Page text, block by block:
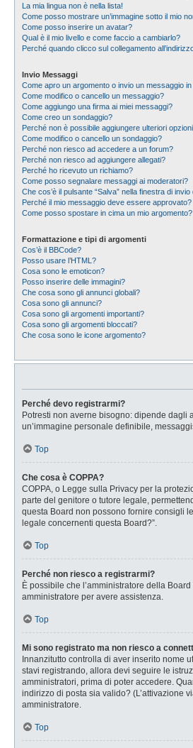
La mia lingua non è nella lista!
Come posso mostrare un’immagine sotto il mio
Come posso inserire un avatar?
Qual è il mio livello e come faccio a cambiarlo?
Perché quando clicco sul collegamento
Invio Messaggi
Come apro un argomento o invio un messaggio
Come modifico o cancello un messaggio?
Come aggiungo una firma ai miei messaggi?
Come creo un sondaggio?
Perché non è possibile aggiungere ulteriori
Come modifico o cancello un sondaggio?
Perché non riesco ad accedere a un forum?
Perché non riesco ad aggiungere allegati?
Perché ho ricevuto un richiamo?
Come posso segnalare messaggi ai moderatori?
Che cos’è il pulsante “Salva” nella finestra di
Perché il mio messaggio deve essere approvato?
Come posso spostare in cima un mio argomento?
Formattazione e tipi di argomenti
Cos’è il BBCode?
Posso usare l’HTML?
Cosa sono le emoticon?
Posso inserire delle immagini?
Che cosa sono gli annunci globali?
Cosa sono gli annunci?
Cosa sono gli argomenti importanti?
Cosa sono gli argomenti bloccati?
Che cosa sono le icone argomento?
Perché devo registrarmi?
Potresti non averne bisogno: dipende dagli
un’immagine personale definibile,
Top
Che cosa è COPPA?
COPPA, o Legge sulla Privacy per la
parte del genitore o tutore legale,
questa Board non possono fornire consigli
legale concernenti questa Board?”.
Top
Perché non riesco a registrarmi?
È possibile che l’amministratore della
amministratore per avere assistenza.
Top
Mi sono registrato ma non riesco a
Innanzitutto controlla di aver inserito nome
stavi registrando, allora devi seguire le
amministratori, prima di poter accedere.
indirizzo di posta sia valido? (L’attivazione
amministratore.
Top